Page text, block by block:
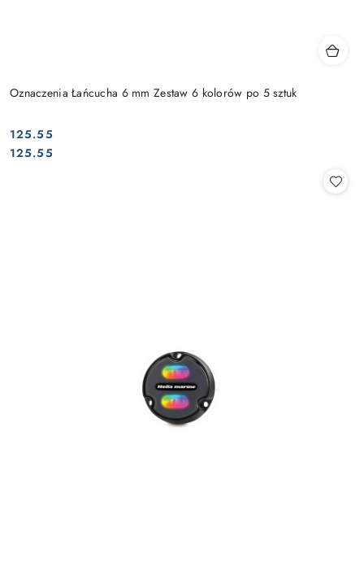
Oznaczenia Łańcucha 6 mm Zestaw 6 kolorów po 5 sztuk
Cena:
125.55
Cena:
125.55